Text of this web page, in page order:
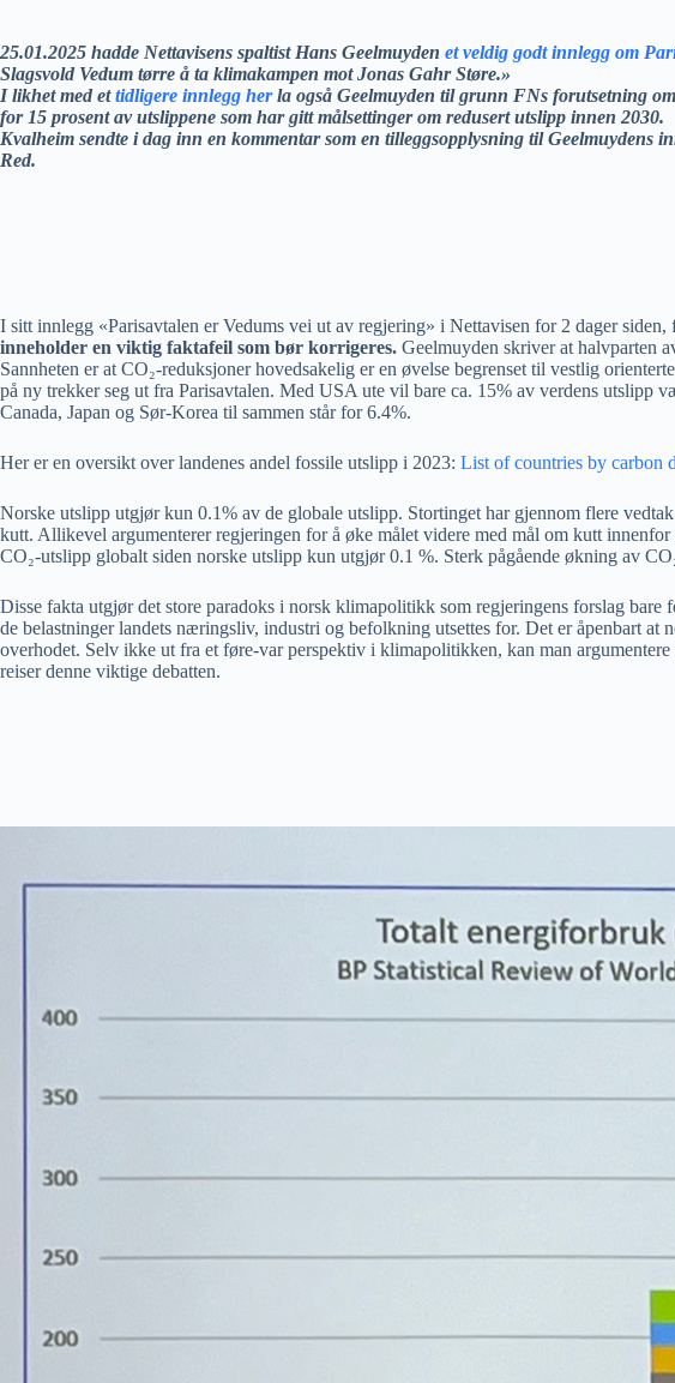
25.01.2025 hadde Nettavisens spaltist Hans Geelmuyden et veldig godt innlegg om
Slagsvold Vedum tørre å ta klimakampen mot Jonas Gahr Støre.»
I likhet med ettidligere innlegg herla også Geelmuyden til grunn FNs forutsetning
for 15 prosent av utslippene som har gitt målsettinger om redusert utslipp innen 2030.
Kvalheim sendte i dag inn en kommentar som en tilleggsopplysning til
Red.
I sitt innlegg «Parisavtalen er Vedums vei ut av regjering» i Nettavisen for 2 dager
inneholder en viktig faktafeil som bør korrigeres. Geelmuyden skriver at halvparten
Sannheten er at CO₂-reduksjoner hovedsakelig er en øvelse begrenset til vestlig
på ny trekker seg ut fra Parisavtalen. Med USA ute vil bare ca. 15% av verdens
Canada, Japan og Sør-Korea til sammen står for 6.4%.
Her er en oversikt over landenes andel fossile utslipp i 2023: List of countries by carbon
Norske utslipp utgjør kun 0.1% av de globale utslipp. Stortinget har gjennom flere
kutt. Allikevel argumenterer regjeringen for å øke målet videre med mål om kutt
CO₂-utslipp globalt siden norske utslipp kun utgjør 0.1 %. Sterk pågående økning av
Disse fakta utgjør det store paradoks i norsk klimapolitikk som regjeringens forslag
de belastninger landets næringsliv, industri og befolkning utsettes for. Det er åpenbart
overhodet. Selv ikke ut fra et føre-var perspektiv i klimapolitikken, kan man
reiser denne viktige debatten.